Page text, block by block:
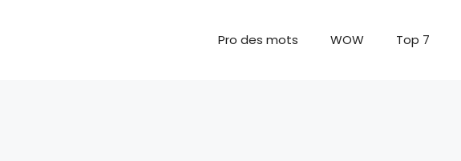
Pro des mots WOW Top 7